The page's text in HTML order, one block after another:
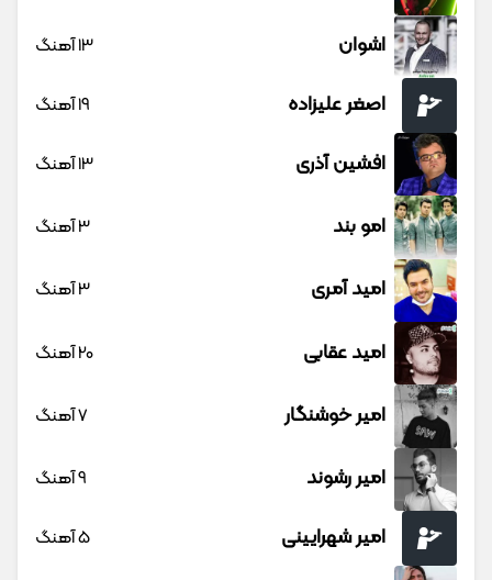
اشوان 13 آهنگ
اصغر علیزاده 19 آهنگ
افشین آذری 13 آهنگ
امو بند 3 آهنگ
امید آمری 3 آهنگ
امید عقابی 20 آهنگ
امیر خوشنگار 7 آهنگ
امیر رشوند 9 آهنگ
امیر شهرایینی 5 آهنگ